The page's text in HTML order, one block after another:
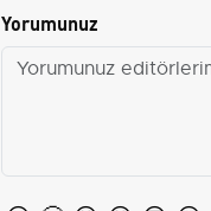
Yorumunuz